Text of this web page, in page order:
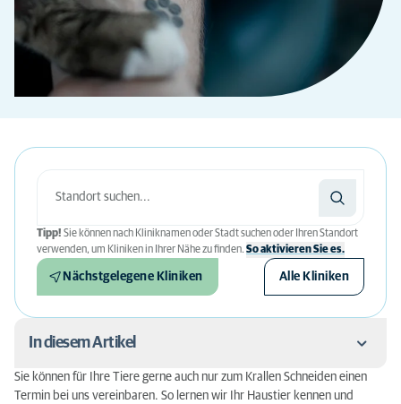
Tipp! Sie können nach Kliniknamen oder Stadt suchen oder Ihren Standort
verwenden, um Kliniken in Ihrer Nähe zu finden. So aktivieren Sie es.
Nächstgelegene Kliniken Alle Kliniken
In diesem Artikel
Warum ist Krallen Schneiden bei Katzen wichtig?
Sie können für Ihre Tiere gerne auch nur zum Krallen Schneiden einen
Termin bei uns vereinbaren. So lernen wir Ihr Haustier kennen und